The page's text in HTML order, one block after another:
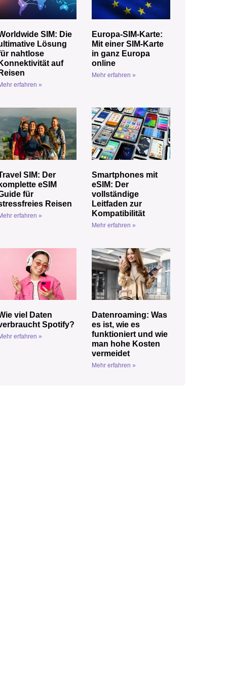
SIM: Die
Lösung
nahtlose
auf
erfahren »
Europa-SIM-Karte:
Mit einer SIM-Karte
in ganz Europa
online
Mehr erfahren »
SIM: Der
eSIM
für
Reisen
erfahren »
Smartphones mit
eSIM: Der
vollständige
Leitfaden zur
Kompatibilität
Mehr erfahren »
viel Daten
Spotify?
erfahren »
Datenroaming: Was
es ist, wie es
funktioniert und wie
man hohe Kosten
vermeidet
Mehr erfahren »